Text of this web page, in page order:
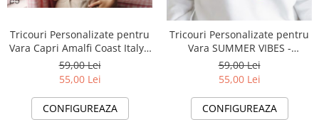
Tricouri Personalizate pentru
Vara Capri Amalfi Coast Italy -
Esentiale in Bagajul Tau de
Vacanta ❤️ E-Cadou.com
59,00 Lei
55,00 Lei
CONFIGUREAZA
Tricouri Personalizate pentru
Vara SUMMER VIBES -
Esentiale in Bagajul Tau de
Vacanta ❤️ E-Cadou.com - e-
59,00 Lei
55,00 Lei
CONFIGUREAZA